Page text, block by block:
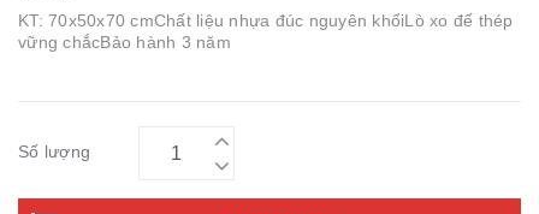
KT: 70x50x70 cmChất liệu nhựa đúc nguyên khốiLò xo đế thép
vững chắcBảo hành 3 năm
Số lượng